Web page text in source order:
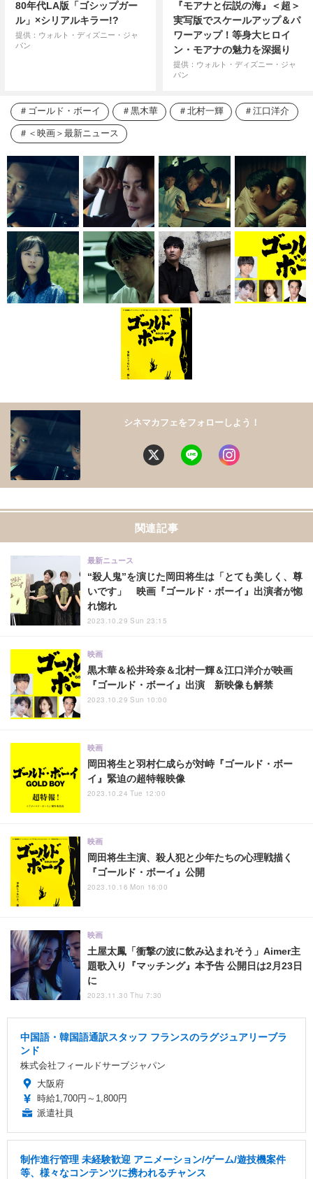
80年代LA版「ゴシップガー
ル」×シリアルキラー!?
提供：ウォルト・ディズニー・ジャ
パン
『モアナと伝説の海』＜超＞
実写版でスケールアップ＆パ
ワーアップ！等身大ヒロイ
ン・モアナの魅力を深掘り
提供：ウォルト・ディズニー・ジャ
パン
ゴールド・ボーイ 黒木華 北村一輝 江口洋介
＜映画＞最新ニュース
シネマカフェをフォローしよう！
関連記事
“殺人鬼”を演じた岡田将生は「とても美しく、尊
いです」 映画『ゴールド・ボーイ』出演者が惚
れ惚れ
最新ニュース
2023.10.29 Sun 23:15
黒木華＆松井玲奈＆北村一輝＆江口洋介が映画
『ゴールド・ボーイ』出演 新映像も解禁
映画
2023.10.29 Sun 10:00
岡田将生と羽村仁成らが対峙『ゴールド・ボー
イ』緊迫の超特報映像
映画
2023.10.24 Tue 12:00
岡田将生主演、殺人犯と少年たちの心理戦描く
『ゴールド・ボーイ』公開
映画
2023.10.16 Mon 16:00
土屋太鳳「衝撃の波に飲み込まれそう」Aimer主
題歌入り『マッチング』本予告 公開日は2月23日
に
映画
2023.11.30 Thu 7:30
中国語・韓国語通訳スタッフ フランスのラグジュアリーブラ
ンド
株式会社フィールドサーブジャパン
大阪府
時給1,700円～1,800円
派遣社員
制作進行管理 未経験歓迎 アニメーション/ゲーム/遊技機案件
等、様々なコンテンツに携われるチャンス